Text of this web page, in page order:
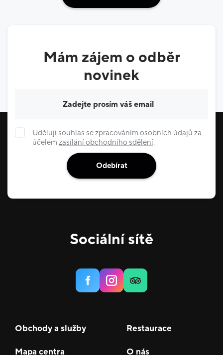
Mám zájem o odběr
novinek
Uděluji souhlas se zpracováním osobních údajů za
účelem zasílání obchodního sdělení.
Odebírat
Sociální sítě
Obchody a služby Restaurace
Mapa centra O nás